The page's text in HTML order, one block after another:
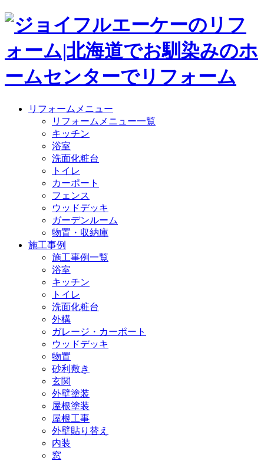
リフォームメニュー
リフォームメニュー一覧
キッチン
浴室
洗面化粧台
トイレ
カーポート
フェンス
ウッドデッキ
ガーデンルーム
物置・収納庫
施工事例
施工事例一覧
浴室
キッチン
トイレ
洗面化粧台
外構
ガレージ・カーポート
ウッドデッキ
物置
砂利敷き
玄関
外壁塗装
屋根塗装
屋根工事
外壁貼り替え
内装
窓